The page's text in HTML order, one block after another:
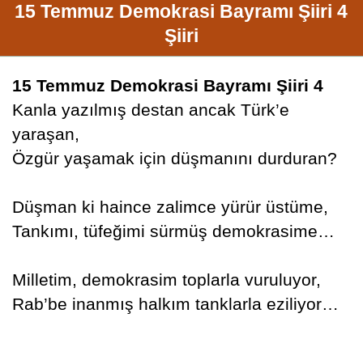
15 Temmuz Demokrasi Bayramı Şiiri 4
Şiiri
15 Temmuz Demokrasi Bayramı Şiiri 4
Kanla yazılmış destan ancak Türk’e
yaraşan,
Özgür yaşamak için düşmanını durduran?
Düşman ki haince zalimce yürür üstüme,
Tankımı, tüfeğimi sürmüş demokrasime…
Milletim, demokrasim toplarla vuruluyor,
Rab’be inanmış halkım tanklarla eziliyor…